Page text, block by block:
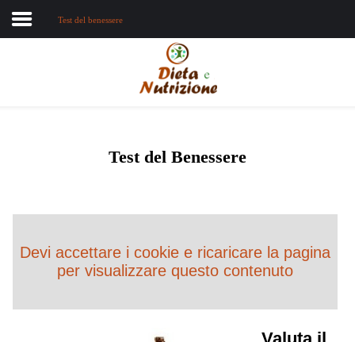
Terapie Naturali
Test del benessere
Test del Benessere
Devi accettare i cookie e ricaricare la pagina
per visualizzare questo contenuto